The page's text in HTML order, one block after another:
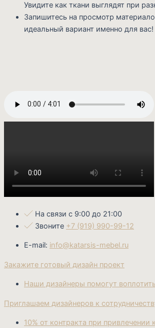
Увидите как ткани выглядят при
Запишитесь на просмотр
идеальный вариант именно для вас!
На связи с 9:00 до 21:00
Звоните +7 (919) 990-99-12
E-mail: info@katarsis-mebel.ru
Закажите готовый дизайн проект
Наши дизайнеры помогут
Приглашаем дизайнеров к
10% от контракта при привлечении